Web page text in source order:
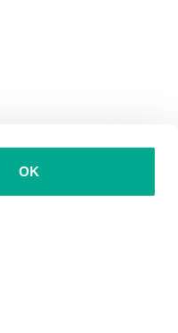
OK